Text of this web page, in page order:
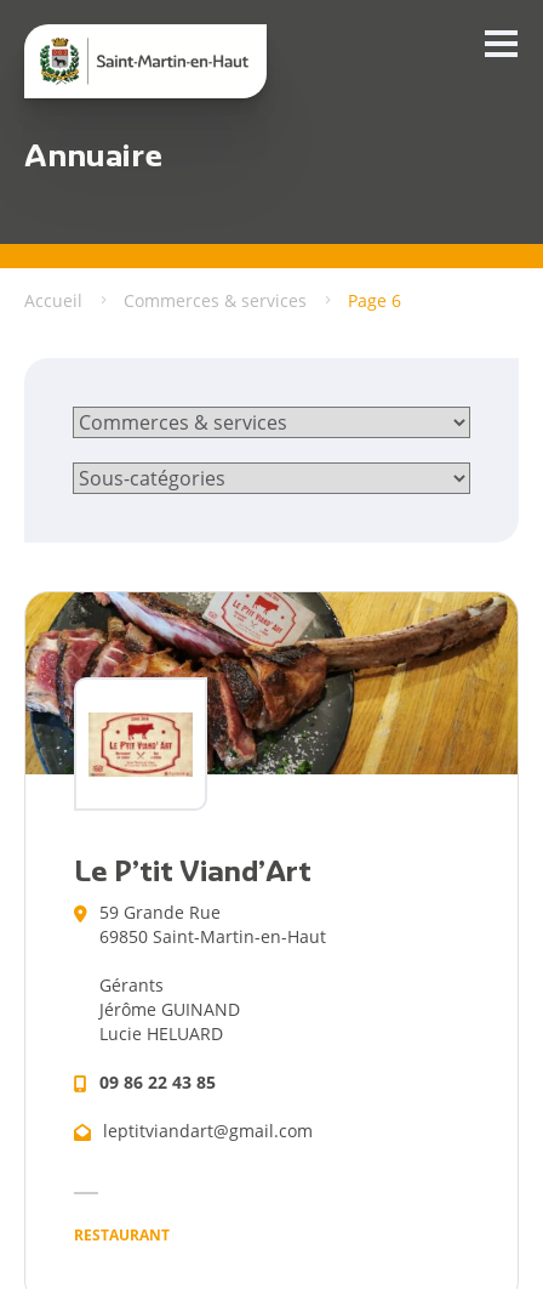
Annuaire
Accueil Commerces & services Page 6
Le P’tit Viand’Art
59 Grande Rue
69850 Saint-Martin-en-Haut
Gérants
Jérôme GUINAND
Lucie HELUARD
09 86 22 43 85
leptitviandart@gmail.com
RESTAURANT